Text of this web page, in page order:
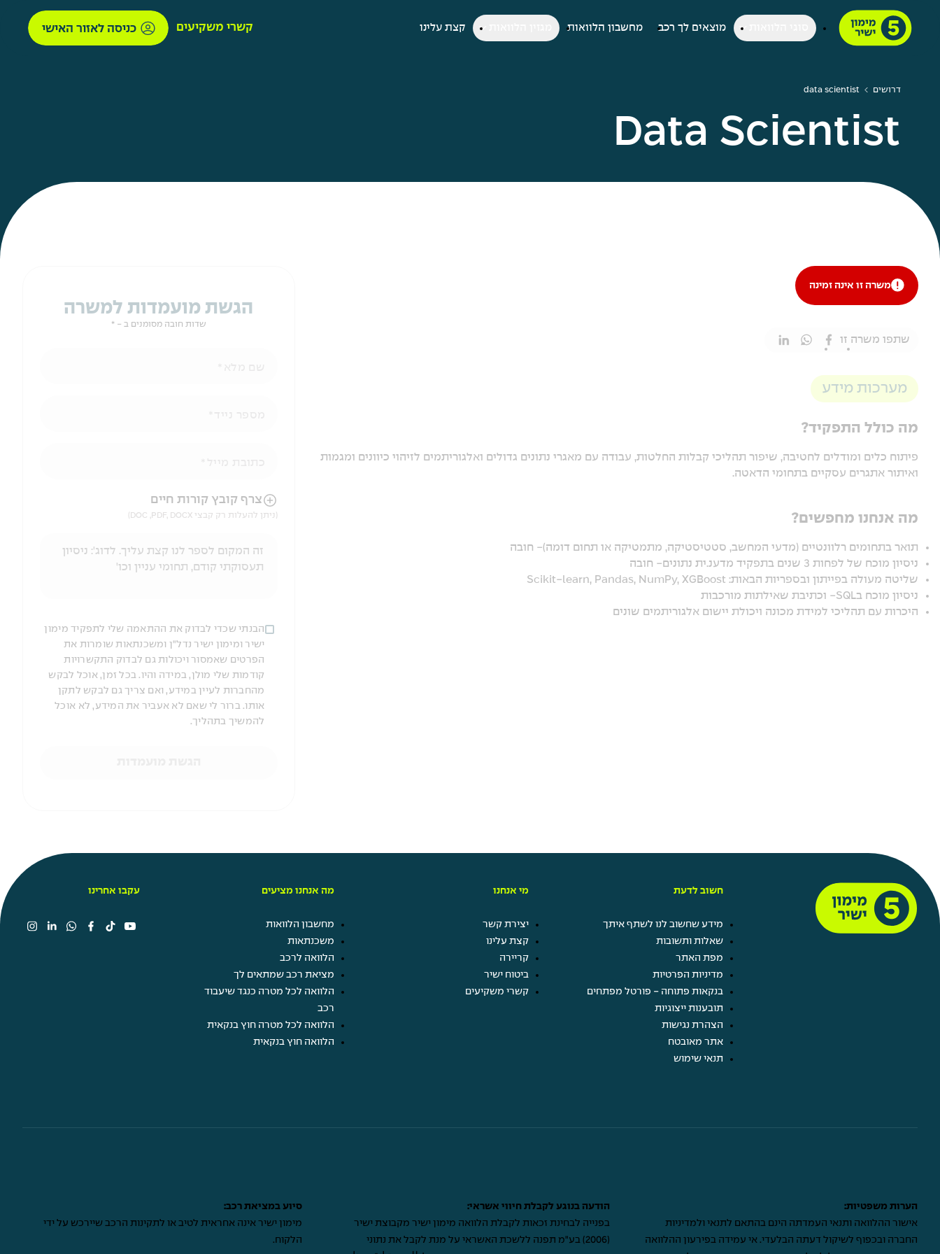
מוצאים לך רכב מחשבון הלוואות קצת עלינו קשרי משקיעים כניסה לאזור האישי
דרושים data scientist
Data Scientist
משרה זו אינה זמינה
שתפו משרה זו
מערכות מידע
מה כולל התפקיד?
פיתוח כלים ומודלים לחטיבה, שיפור תהליכי קבלות החלטות, עבודה עם מאגרי נתונים גדולים ואלגוריתמים לזיהוי כיוונים ומגמות
ואיתור אתגרים עסקיים בתחומי הדאטה.
מה אנחנו מחפשים?
תואר בתחומים רלוונטיים (מדעי המחשב, סטטיסטיקה, מתמטיקה או תחום דומה)- חובה
ניסיון מוכח של לפחות 3 שנים בתפקיד מדענ.ית נתונים- חובה
שליטה מעולה בפייתון ובספריות הבאות: Scikit-learn, Pandas, NumPy, XGBoost
ניסיון מוכח בSQL- וכתיבת שאילתות מורכבות
היכרות עם תהליכי למידת מכונה ויכולת יישום אלגוריתמים שונים
הגשת מועמדות למשרה
שדות חובה מסומנים ב - *
הניווט לאחר העלאת הקובץ באמצעות מקש ה-TAB
צרף קובץ קורות חיים
(ניתן להעלות רק קבצי DOC ,PDF, DOCX)
הבנתי שכדי לבדוק את ההתאמה שלי לתפקיד מימון
ישיר ומימון ישיר נדל"ן ומשכנתאות שומרות את
הפרטים שאמסור ויכולות גם לבדוק התקשרויות
קודמות שלי מולן, במידה והיו. בכל זמן, אוכל לבקש
מהחברות לעיין במידע, ואם צריך גם לבקש לתקן
אותו. ברור לי שאם לא אעביר את המידע, לא אוכל
להמשיך בתהליך.
חשוב לדעת
מידע שחשוב לנו לשתף איתך
שאלות ותשובות
מפת האתר
מדיניות הפרטיות
בנקאות פתוחה - פורטל מפתחים
תובענות ייצוגיות
הצהרת נגישות
אתר מאובטח
תנאי שימוש
מי אנחנו
יצירת קשר
קצת עלינו
קריירה
ביטוח ישיר
קשרי משקיעים
מה אנחנו מציעים
מחשבון הלוואות
משכנתאות
הלוואה לרכב
מציאת רכב שמתאים לך
הלוואה לכל מטרה כנגד שיעבוד
רכב
הלוואה לכל מטרה חוץ בנקאית
הלוואה חוץ בנקאית
עקבו אחרינו
הערות משפטיות:
אישור ההלוואה ותנאי העמדתה הינם בהתאם לתנאי ולמדיניות
החברה ובכפוף לשיקול דעתה הבלעדי. אי עמידה בפירעון ההלוואה
הודעה בנוגע לקבלת חיווי אשראי:
בפנייה לבחינת זכאות לקבלת הלוואה מימון ישיר מקבוצת ישיר
(2006) בע"מ תפנה ללשכת האשראי על מנת לקבל את נתוני
סיוע במציאת רכב:
מימון ישיר אינה אחראית לטיב או לתקינות הרכב שיירכש על ידי
הלקוח.